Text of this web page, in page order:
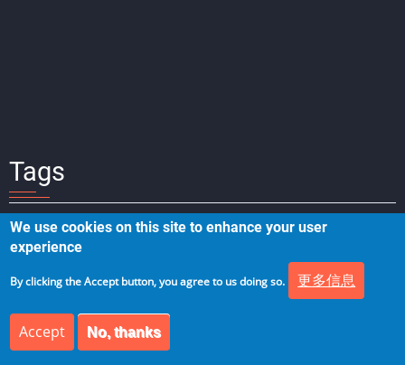
Tags
Tags
NLP 隐私保护
We use cookies on this site to enhance your user
experience
By clicking the Accept button, you agree to us doing so. 更多信息
Accept No, thanks